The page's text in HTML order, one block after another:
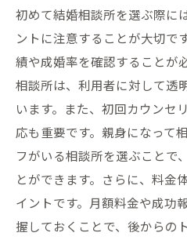
ント
成功者の体験談に
成婚体験談から学
成功体験に基づく
成功者の実例から学
成功体験談を活か
成婚者の声から得
初めて結婚相談所を選ぶ際に
ントに注意することが大切で
績や成婚率を確認することが
相談所は、利用者に対して透
います。また、初回カウンセ
応も重要です。親身になって
フがいる相談所を選ぶことで
とができます。さらに、料金
イントです。月額料金や成功
握しておくことで、後からの